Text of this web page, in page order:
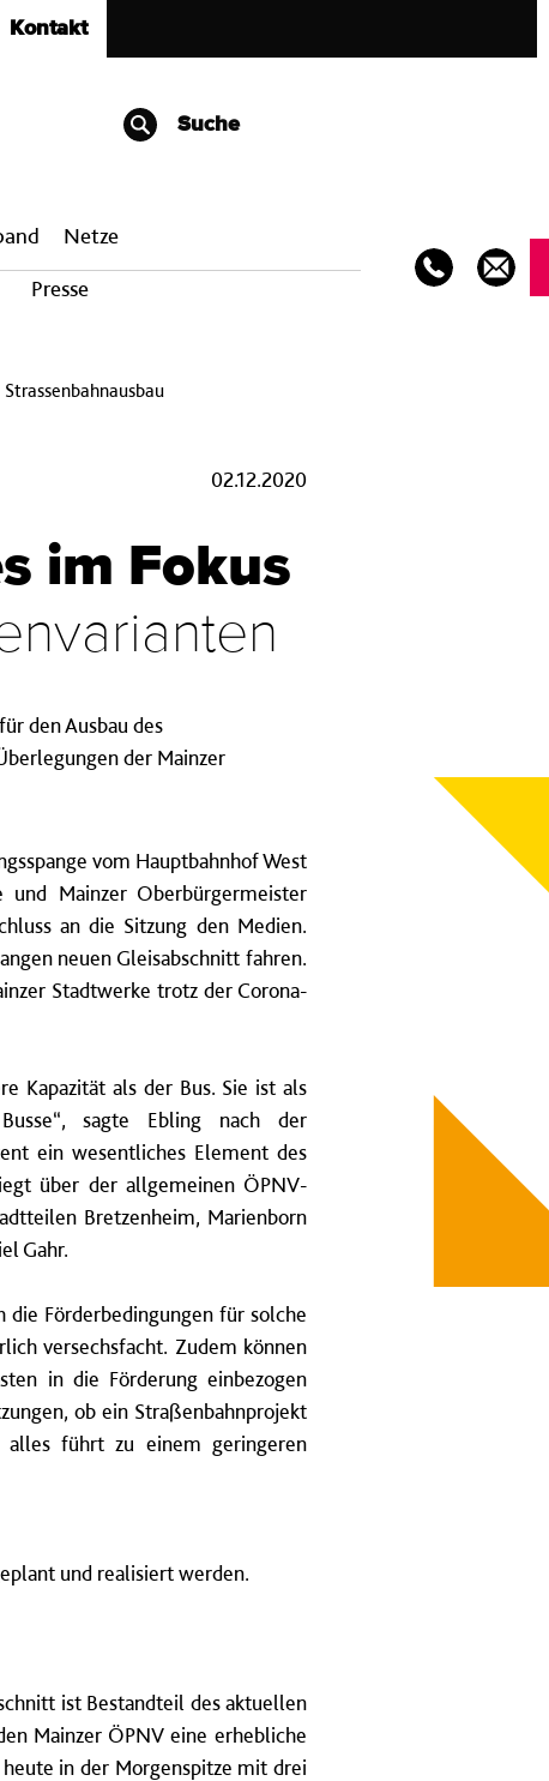
Kontakt
Suche
Presse
Netze
Strassenbahnausbau
02.12.2020
im Fokus
den Ausbau des
der Mainzer
vom Hauptbahnhof West
und Mainzer Oberbürgermeister
an die Sitzung den Medien.
neuen Gleisabschnitt fahren.
Stadtwerke trotz der Corona-
Kapazität als der Bus. Sie ist als
sagte Ebling nach der
ein wesentliches Element des
über der allgemeinen ÖPNV-
Bretzenheim, Marienborn
Gahr.
die Förderbedingungen für solche
versechsfacht. Zudem können
in die Förderung einbezogen
ob ein Straßenbahnprojekt
alles führt zu einem geringeren
und realisiert werden.
ist Bestandteil des aktuellen
Mainzer ÖPNV eine erhebliche
in der Morgenspitze mit drei